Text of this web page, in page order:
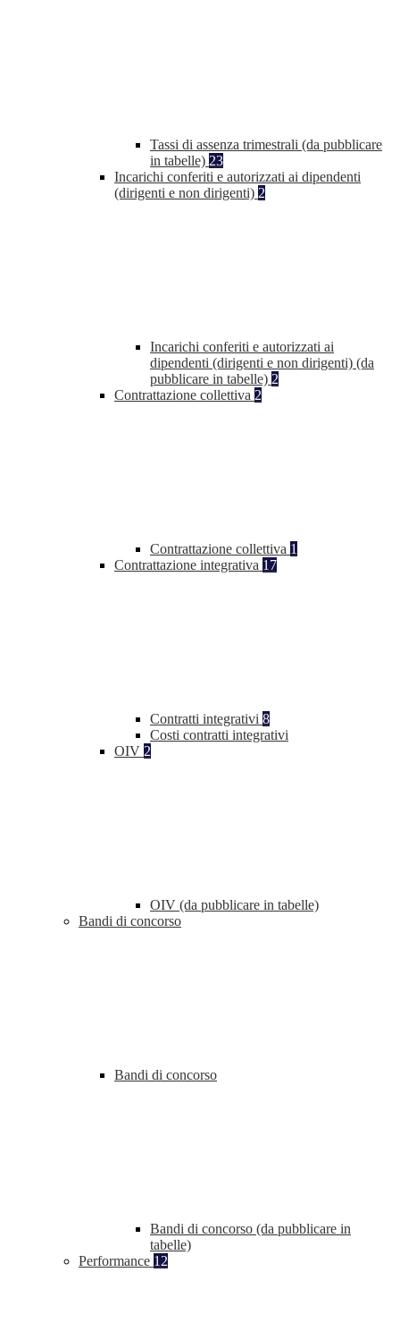
Tassi di assenza trimestrali (da pubblicare
in tabelle) 23
Incarichi conferiti e autorizzati ai dipendenti
(dirigenti e non dirigenti) 2
Incarichi conferiti e autorizzati ai
dipendenti (dirigenti e non dirigenti) (da
pubblicare in tabelle) 2
Contrattazione collettiva 2
Contrattazione collettiva 1
Contrattazione integrativa 17
Contratti integrativi 8
Costi contratti integrativi
OIV 2
OIV (da pubblicare in tabelle)
Bandi di concorso
Bandi di concorso
Bandi di concorso (da pubblicare in
tabelle)
Performance 12